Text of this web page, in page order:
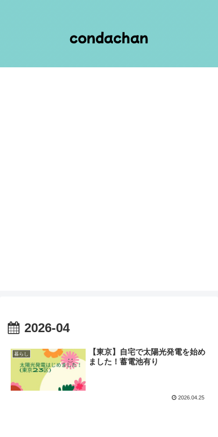
2026-04
暮らし
【東京】自宅で太陽光発電を始め
ました！蓄電池有り
2026.04.25